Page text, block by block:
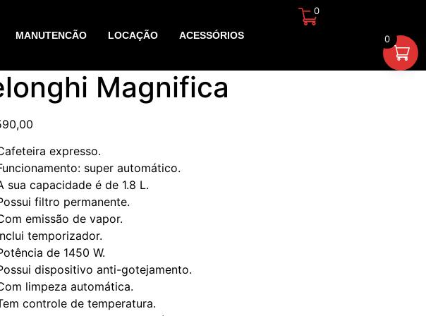
MANUTENCÃO LOCAÇÃO ACESSÓRIOS
0
Magnifica
expresso.
super automático.
sua capacidade é de 1.8 L.
filtro permanente.
emissão de vapor.
temporizador.
de 1450 W.
dispositivo anti-gotejamento.
limpeza automática.
controle de temperatura.
0